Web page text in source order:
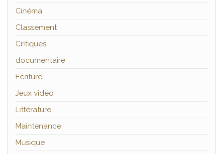
Cinéma
Classement
Critiques
documentaire
Ecriture
Jeux vidéo
Littérature
Maintenance
Musique